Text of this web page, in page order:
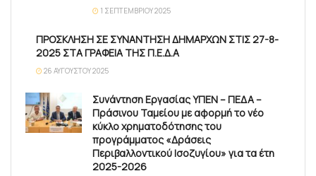
1 ΣΕΠΤΕΜΒΡΊΟΥ 2025
ΠΡΟΣΚΛΗΣΗ ΣΕ ΣΥΝΑΝΤΗΣΗ ΔΗΜΑΡΧΩΝ ΣΤΙΣ 27-8-
2025 ΣΤΑ ΓΡΑΦΕΙΑ ΤΗΣ Π.Ε.Δ.Α
26 ΑΥΓΟΎΣΤΟΥ 2025
Συνάντηση Εργασίας ΥΠΕΝ – ΠΕΔΑ –
Πράσινου Ταμείου με αφορμή το νέο
κύκλο χρηματοδότησης του
προγράμματος «Δράσεις
Περιβαλλοντικού Ισοζυγίου» για τα έτη
2025-2026